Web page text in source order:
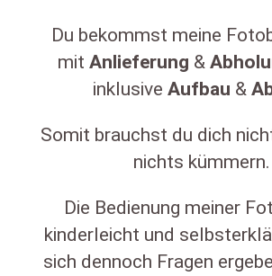
Du bekommst meine
mit Anlieferung &
inklusive Aufbau &
Somit brauchst du dich
nichts kümmern.
Die Bedienung meiner
kinderleicht und
sich dennoch Fragen